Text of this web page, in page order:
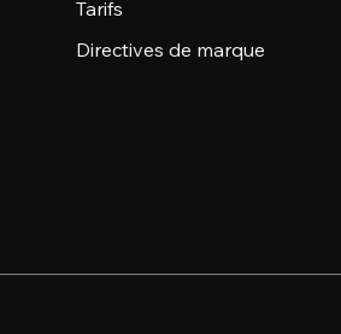
Tarifs
Directives de marque